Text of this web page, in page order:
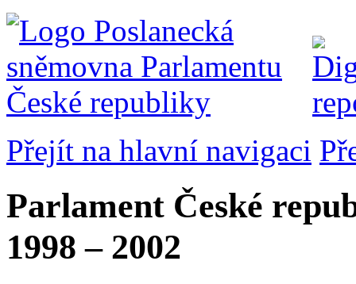
Přejít na hlavní navigaci
Parlament České
1998 – 2002